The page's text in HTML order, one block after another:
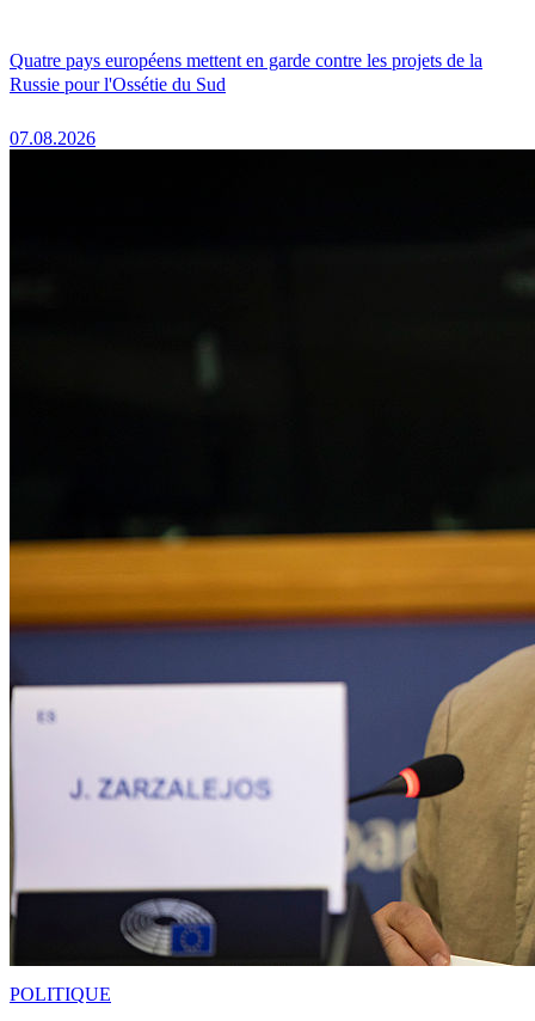
Quatre pays européens mettent en garde contre les projets de la
Russie pour l'Ossétie du Sud
07.08.2026
POLITIQUE